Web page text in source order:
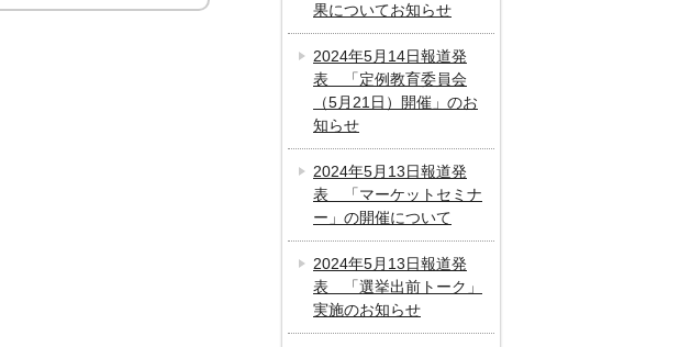
果についてお知らせ
2024年5月14日報道発
表 「定例教育委員会
（5月21日）開催」のお
知らせ
2024年5月13日報道発
表 「マーケットセミナ
ー」の開催について
2024年5月13日報道発
表 「選挙出前トーク」
実施のお知らせ